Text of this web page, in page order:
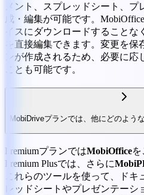
メント、スプレッドシート、
成・編集が可能です。
イスにダウンロードすること
を直接編集できます。変更を
ンが作成されるため、必要に
ことも可能です。
MobiDriveプランでは、他にどのよう
PremiumプランではMobiOfficeを
Premium Plusでは、さらに
これらのツールを使って、ド
レッドシートやプレゼンテー